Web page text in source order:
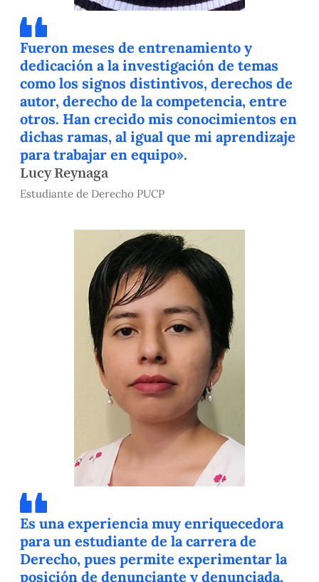
Fueron meses de entrenamiento y
dedicación a la investigación de temas
como los signos distintivos, derechos de
autor, derecho de la competencia, entre
otros. Han crecido mis conocimientos en
dichas ramas, al igual que mi aprendizaje
para trabajar en equipo».
Lucy Reynaga
Estudiante de Derecho PUCP
Es una experiencia muy enriquecedora
para un estudiante de la carrera de
Derecho, pues permite experimentar la
posición de denunciante y denunciada,